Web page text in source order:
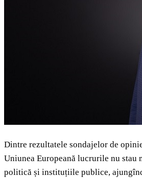
Dintre rezultatele sondajelor de
Uniunea Europeană lucrurile nu stau
politică și instituțiile publice,